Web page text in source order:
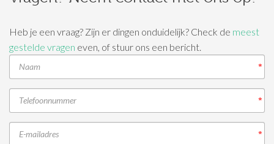
Heb je een vraag? Zijn er dingen onduidelijk? Check de meest
gestelde vragen even, of stuur ons een bericht.
*
*
*